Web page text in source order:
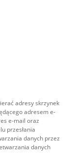
adresy skrzynek
adresem e-
e-mail oraz
przesłania
danych przez
danych